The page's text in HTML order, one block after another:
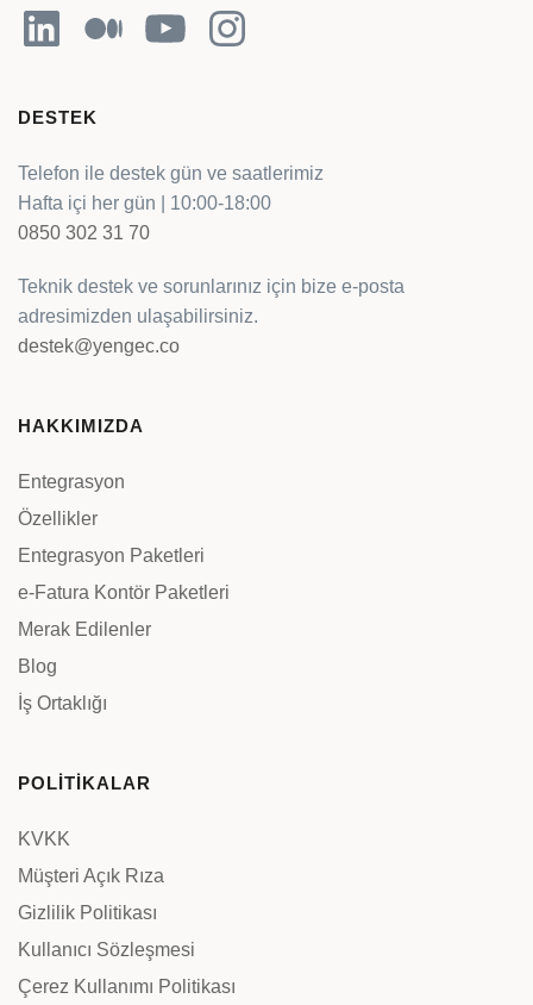
LinkedInOrta YouTubeInstagram
DESTEK
Telefon ile destek gün ve saatlerimiz
Hafta içi her gün | 10:00-18:00
0850 302 31 70
Teknik destek ve sorunlarınız için bize e-posta
adresimizden ulaşabilirsiniz.
destek@yengec.co
HAKKIMIZDA
Entegrasyon
Özellikler
Entegrasyon Paketleri
e-Fatura Kontör Paketleri
Merak Edilenler
Blog
İş Ortaklığı
POLİTİKALAR
KVKK
Müşteri Açık Rıza
Gizlilik Politikası
Kullanıcı Sözleşmesi
Çerez Kullanımı Politikası